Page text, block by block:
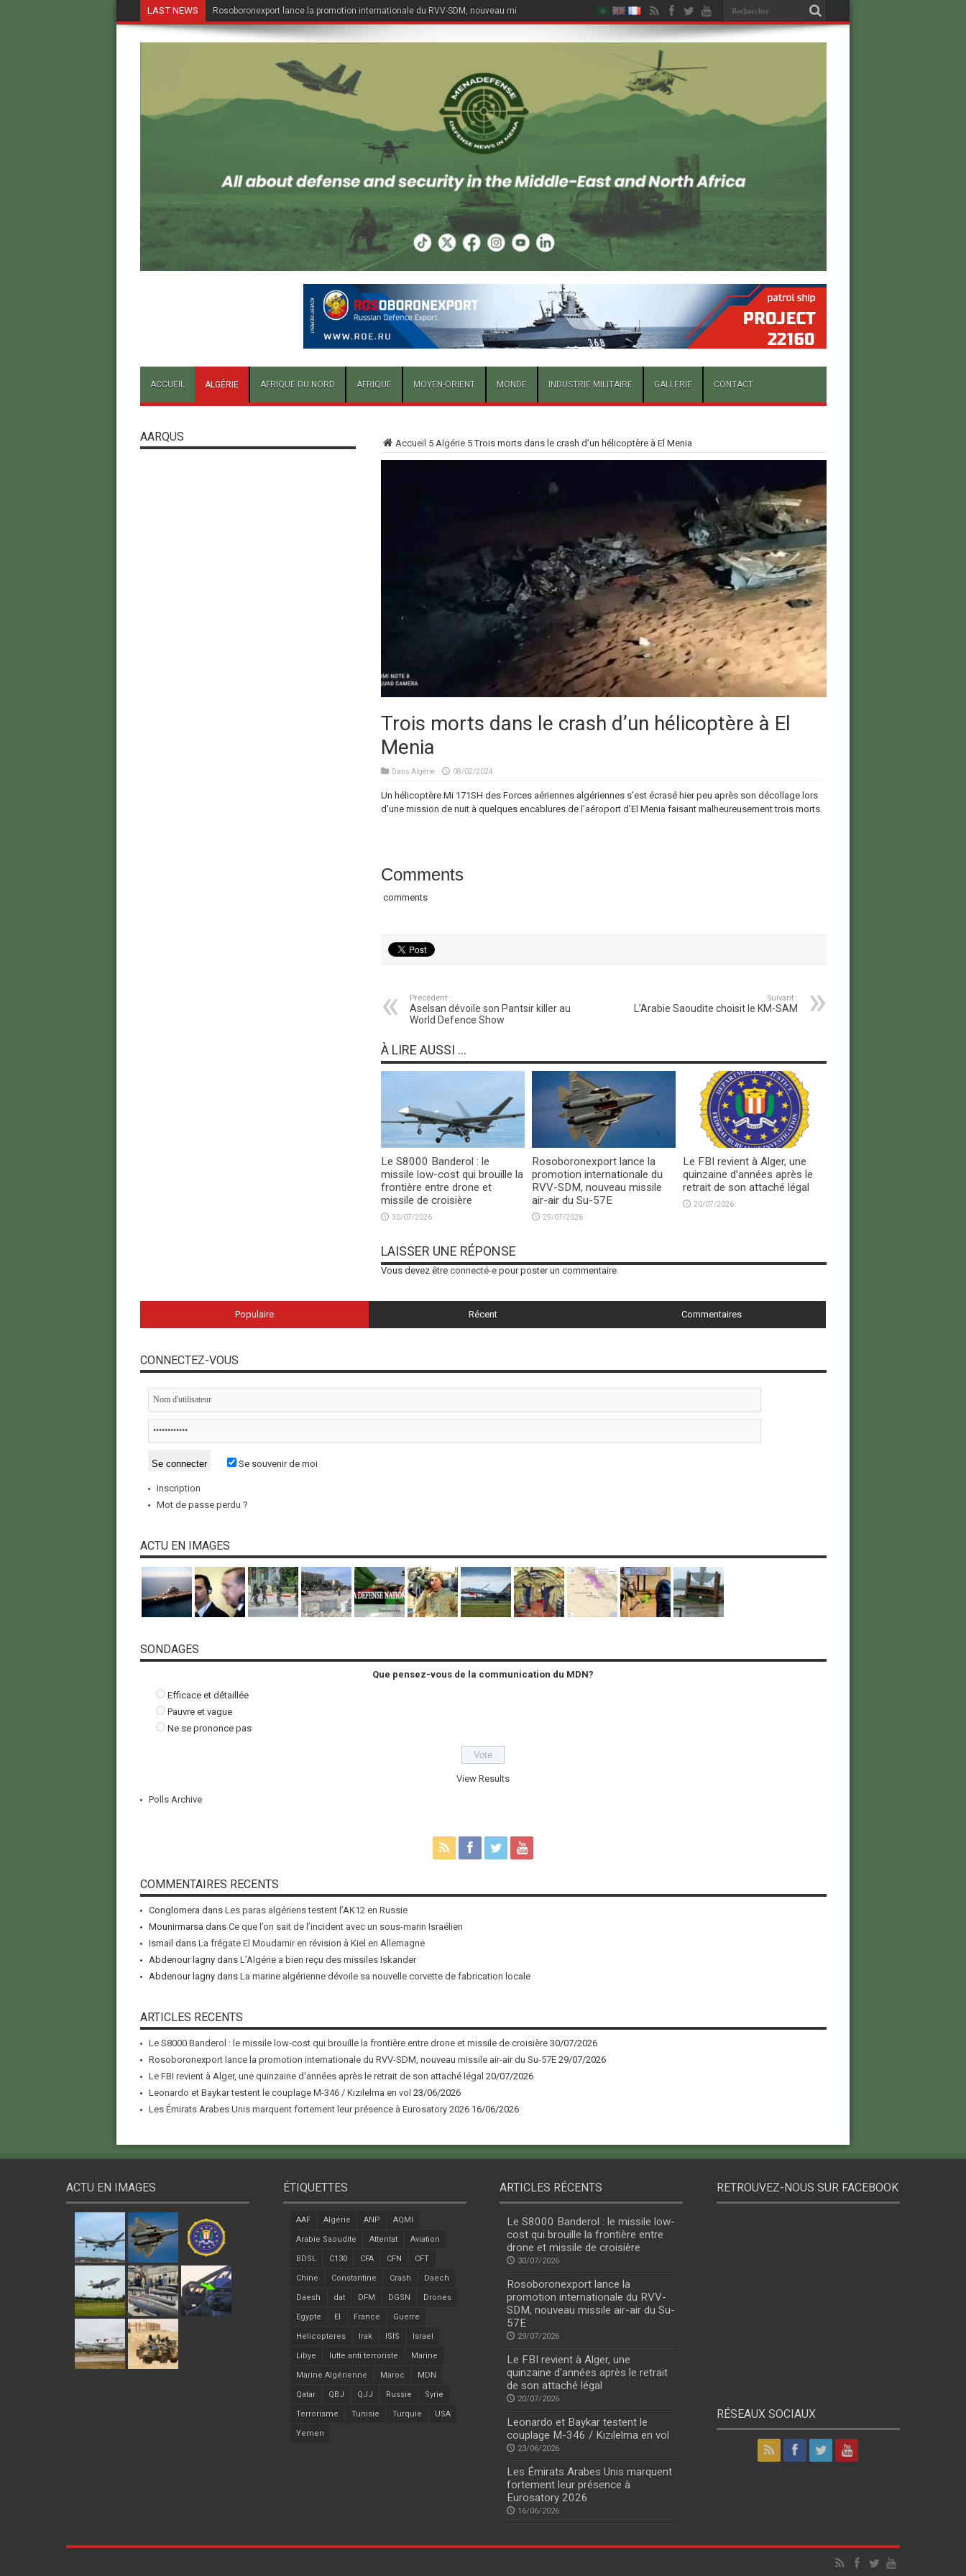
LAST NEWS Rosoboronexport lance la promotion internationale du RVV-SDM, nouveau missile air-air du Su-57E
ACCUEIL ALGÉRIE AFRIQUE DU NORD AFRIQUE MOYEN-ORIENT MONDE INDUSTRIE MILITAIRE GALLERIE CONTACT
Accueil 5 Algérie5Trois morts dans le crash d’un hélicoptère à El Menia
Trois morts dans le crash d’un hélicoptère à El
Menia
Dans Algérie 08/02/2024
Un hélicoptère Mi 171SH des Forces aériennes algériennes s’est écrasé hier peu après son décollage lors
d’une mission de nuit à quelques encablures de l’aéroport d’El Menia faisant malheureusement trois morts.
Comments
comments
Précédent :
Aselsan dévoile son Pantsir killer au
World Defence Show
Suivant :
L’Arabie Saoudite choisit le KM-SAM
À LIRE AUSSI ...
Le S8000 Banderol : le
missile low-cost qui brouille la
frontière entre drone et
missile de croisière
30/07/2026
Rosoboronexport lance la
promotion internationale du
RVV-SDM, nouveau missile
air-air du Su-57E
29/07/2026
Le FBI revient à Alger, une
quinzaine d’années après le
retrait de son attaché légal
20/07/2026
LAISSER UNE RÉPONSE
Vous devez être connecté-epour poster un commentaire
AARQUS
Populaire Récent Commentaires
CONNECTEZ-VOUS
Se souvenir de moi
Inscription
Mot de passe perdu ?
ACTU EN IMAGES
SONDAGES
Que pensez-vous de la communication du MDN?
Efficace et détaillée
Pauvre et vague
Ne se prononce pas
View Results
Polls Archive
COMMENTAIRES RECENTS
Conglomera dans Les paras algériens testent l’AK12 en Russie
Mounirmarsa dans Ce que l’on sait de l’incident avec un sous-marin Israélien
Ismail dans La frégate El Moudamir en révision à Kiel en Allemagne
Abdenour lagnydans L’Algérie a bien reçu des missiles Iskander
Abdenour lagnydans La marine algérienne dévoile sa nouvelle corvette de fabrication locale
ARTICLES RECENTS
Le S8000 Banderol : le missile low-cost qui brouille la frontière entre drone et missile de croisière 30/07/2026
Rosoboronexport lance la promotion internationale du RVV-SDM, nouveau missile air-air du Su-57E 29/07/2026
Le FBI revient à Alger, une quinzaine d’années après le retrait de son attaché légal 20/07/2026
Leonardo et Baykar testent le couplage M-346 / Kızılelma en vol 23/06/2026
Les Émirats Arabes Unis marquent fortement leur présence à Eurosatory 2026 16/06/2026
ACTU EN IMAGES ÉTIQUETTES
AAF Algérie ANP AQMI
Arabie Saoudite Attentat Aviation
BDSL C130 CFA CFN CFT
Chine Constantine Crash Daech
Daesh dat DFM DGSN Drones
Egypte EI France Guerre
Helicopteres Irak ISIS Israel
Libye lutte anti terroriste Marine
Marine Algérienne Maroc MDN
Qatar QBJ QJJ Russie Syrie
Terrorisme Tunisie Turquie USA
Yemen
ARTICLES RÉCENTS
Le S8000 Banderol : le missile low-
cost qui brouille la frontière entre
drone et missile de croisière
30/07/2026
Rosoboronexport lance la
promotion internationale du RVV-
SDM, nouveau missile air-air du Su-
57E
29/07/2026
Le FBI revient à Alger, une
quinzaine d’années après le retrait
de son attaché légal
20/07/2026
Leonardo et Baykar testent le
couplage M-346 / Kızılelma en vol
23/06/2026
Les Émirats Arabes Unis marquent
fortement leur présence à
Eurosatory 2026
16/06/2026
RETROUVEZ-NOUS SUR FACEBOOK
RÉSEAUX SOCIAUX